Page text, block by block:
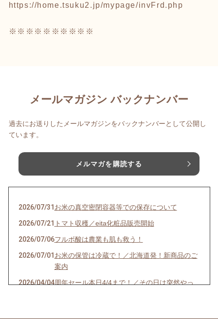
https://home.tsuku2.jp/mypage/invFrd.php
※※※※※※※※※※
メールマガジン バックナンバー
過去にお送りしたメールマガジンをバックナンバーとして公開し
ています。
メルマガを購読する
2026/07/31 お米の真空密閉容器等での保存について
2026/07/21 トマト収穫／eita化粧品販売開始
2026/07/06フルボ酸は農業も肌も救う！
2026/07/01 お米の保管は冷蔵で！／北海道発！新商品のご
案内
2026/04/04周年セール本日4/4まで！／その日は突然やっ